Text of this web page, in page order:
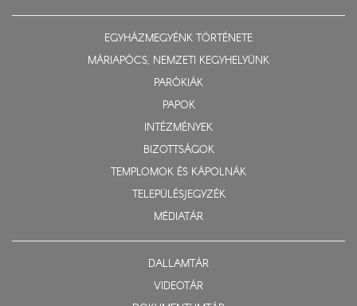
EGYHÁZMEGYÉNK TÖRTÉNETE
MÁRIAPÓCS, NEMZETI KEGYHELYÜNK
PARÓKIÁK
PAPOK
INTÉZMÉNYEK
BIZOTTSÁGOK
TEMPLOMOK ÉS KÁPOLNÁK
TELEPÜLÉSJEGYZÉK
MÉDIATÁR
DALLAMTÁR
VIDEOTÁR